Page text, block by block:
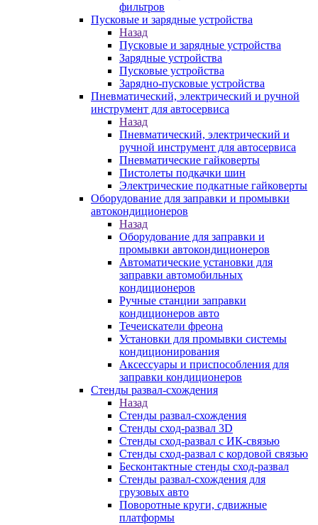
фильтров
Пусковые и зарядные устройства
Назад
Пусковые и зарядные устройства
Зарядные устройства
Пусковые устройства
Зарядно-пусковые устройства
Пневматический, электрический и ручной
инструмент для автосервиса
Назад
Пневматический, электрический и
ручной инструмент для автосервиса
Пневматические гайковерты
Пистолеты подкачки шин
Электрические подкатные гайковерты
Оборудование для заправки и промывки
автокондиционеров
Назад
Оборудование для заправки и
промывки автокондиционеров
Автоматические установки для
заправки автомобильных
кондиционеров
Ручные станции заправки
кондиционеров авто
Течеискатели фреона
Установки для промывки системы
кондиционирования
Аксессуары и приспособления для
заправки кондиционеров
Стенды развал-схождения
Назад
Стенды развал-схождения
Стенды сход-развал 3D
Стенды сход-развал с ИК-связью
Стенды сход-развал с кордовой связью
Бесконтактные стенды сход-развал
Стенды развал-схождения для
грузовых авто
Поворотные круги, сдвижные
платформы